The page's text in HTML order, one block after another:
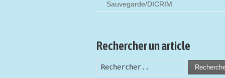
Sauvegarde/DICRIM
Rechercher un article